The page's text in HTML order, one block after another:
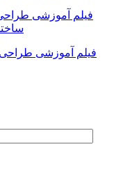
فیلم آموزشی
فیلم آموزشی